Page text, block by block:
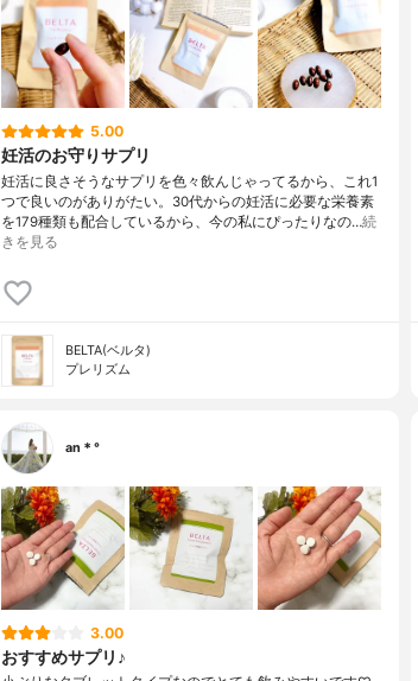
5.00
妊活のお守りサプリ
妊活に良さそうなサプリを色々飲んじゃってるから、これ1
つで良いのがありがたい。30代からの妊活に必要な栄養素
を179種類も配合しているから、今の私にぴったりなの…続
きを見る
BELTA(ベルタ)
プレリズム
an＊°
3.00
おすすめサプリ♪